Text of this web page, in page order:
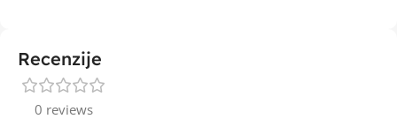
Recenzije
0 reviews